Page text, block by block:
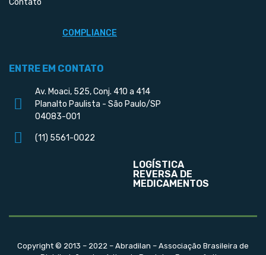
Contato
COMPLIANCE
ENTRE EM CONTATO
Av. Moaci, 525, Conj. 410 a 414
Planalto Paulista - São Paulo/SP
04083-001
(11) 5561-0022
LOGÍSTICA
REVERSA DE
MEDICAMENTOS
Copyright © 2013 – 2022 – Abradilan – Associação Brasileira de